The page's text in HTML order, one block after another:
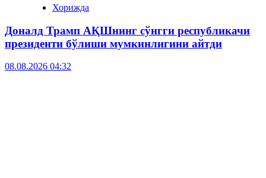
Хорижда
Доналд Трамп АҚШнинг сўнгги республикачи
президенти бўлиши мумкинлигини айтди
08.08.2026 04:32